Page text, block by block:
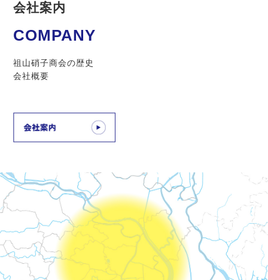
会社案内
COMPANY
祖山硝子商会の歴史
会社概要